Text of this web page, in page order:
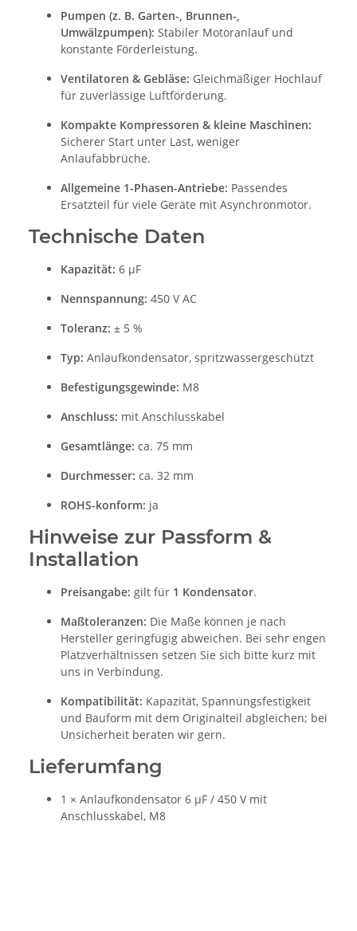
Pumpen (z. B. Garten-, Brunnen-,
Umwälzpumpen): Stabiler Motoranlauf und
konstante Förderleistung.
Ventilatoren & Gebläse: Gleichmäßiger Hochlauf
für zuverlässige Luftförderung.
Kompakte Kompressoren & kleine Maschinen:
Sicherer Start unter Last, weniger
Anlaufabbrüche.
Allgemeine 1-Phasen-Antriebe: Passendes
Ersatzteil für viele Geräte mit Asynchronmotor.
Technische Daten
Kapazität: 6 µF
Nennspannung: 450 V AC
Toleranz: ± 5 %
Typ: Anlaufkondensator, spritzwassergeschützt
Befestigungsgewinde: M8
Anschluss: mit Anschlusskabel
Gesamtlänge: ca. 75 mm
Durchmesser: ca. 32 mm
ROHS-konform: ja
Hinweise zur Passform &
Installation
Preisangabe: gilt für 1 Kondensator.
Maßtoleranzen: Die Maße können je nach
Hersteller geringfügig abweichen. Bei sehr engen
Platzverhältnissen setzen Sie sich bitte kurz mit
uns in Verbindung.
Kompatibilität: Kapazität, Spannungsfestigkeit
und Bauform mit dem Originalteil abgleichen; bei
Unsicherheit beraten wir gern.
Lieferumfang
1 × Anlaufkondensator 6 µF / 450 V mit
Anschlusskabel, M8